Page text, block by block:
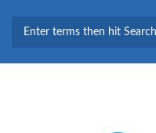
BÚSQUEDA